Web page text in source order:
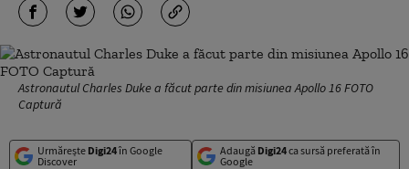
Astronautul Charles Duke a făcut parte din misiunea Apollo 16 FOTO
Captură
Urmărește Digi24în Google
Discover
Adaugă Digi24ca sursă preferată în
Google